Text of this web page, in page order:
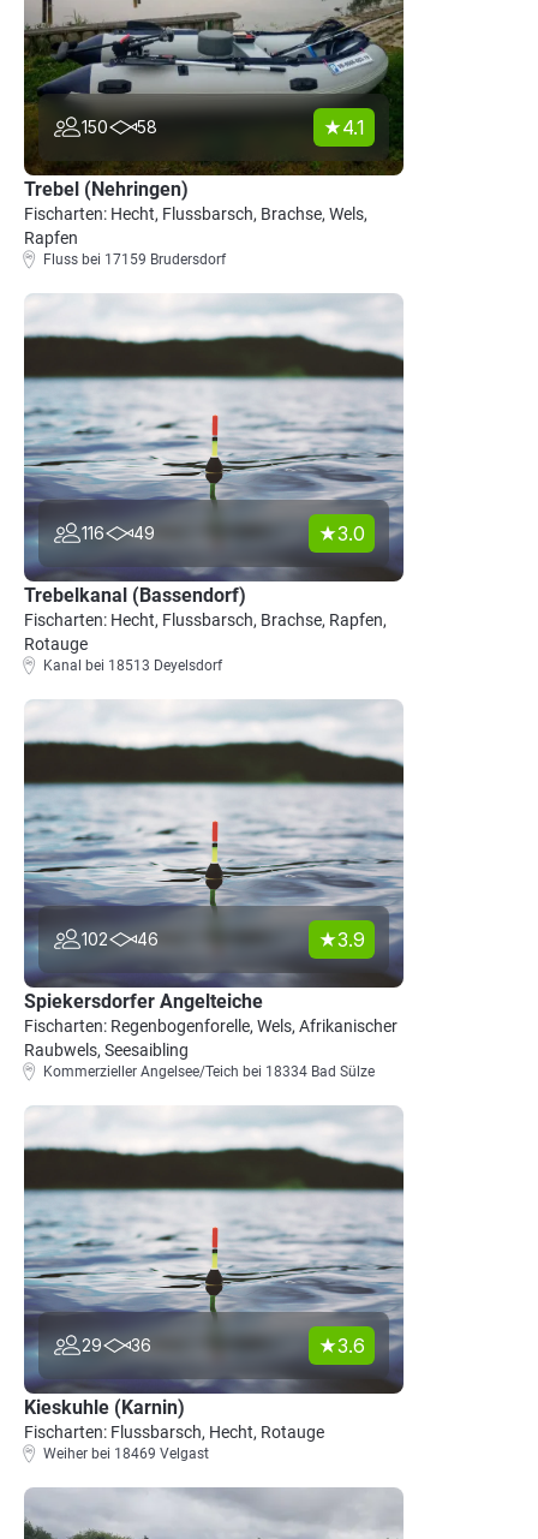
150 58 4.1
Trebel (Nehringen)
Fischarten: Hecht, Flussbarsch, Brachse, Wels,
Rapfen
Fluss bei 17159 Brudersdorf
116 49 3.0
Trebelkanal (Bassendorf)
Fischarten: Hecht, Flussbarsch, Brachse, Rapfen,
Rotauge
Kanal bei 18513 Deyelsdorf
102 46 3.9
Spiekersdorfer Angelteiche
Fischarten: Regenbogenforelle, Wels, Afrikanischer
Raubwels, Seesaibling
Kommerzieller Angelsee/Teich bei 18334 Bad Sülze
29 36 3.6
Kieskuhle (Karnin)
Fischarten: Flussbarsch, Hecht, Rotauge
Weiher bei 18469 Velgast